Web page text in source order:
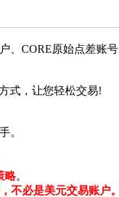
、CORE原始点差
式，让您轻松交易!
。
略。
不必是美元交易账户